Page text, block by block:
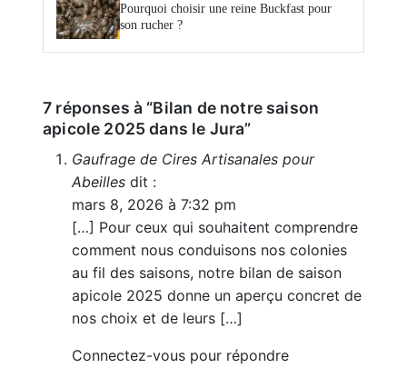
Pourquoi choisir une reine Buckfast pour
son rucher ?
7 réponses à “Bilan de notre saison
apicole 2025 dans le Jura”
Gaufrage de Cires Artisanales pour
Abeilles dit :
mars 8, 2026 à 7:32 pm
[…] Pour ceux qui souhaitent comprendre
comment nous conduisons nos colonies
au fil des saisons, notre bilan de saison
apicole 2025 donne un aperçu concret de
nos choix et de leurs […]
Connectez-vous pour répondre